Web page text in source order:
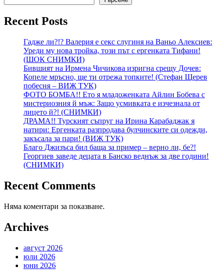
Recent Posts
Гадже ли?!? Валерия е секс слугиня на Ваньо Алексиев:
Уреди му нова тройка, този път с ергенката Тифани!
(ШОК СНИМКИ)
Бившият на Ирмена Чичикова изригна срещу Дочев:
Копеле мръсно, ще ти отрежа топките! (Стефан Щерев
побесня – ВИЖ ТУК)
ФОТО БОМБА!! Ето я младоженката Айлин Бобева с
мистериозния й мъж: Защо усмивката е изчезнала от
лицето й?! (СНИМКИ)
ДРАМА!! Турският съпруг на Ирина Карабаджак я
натири: Ергенката разпродава булчинските си одежди,
закъсала за пари! (ВИЖ ТУК)
Благо Джизъса бил баща за пример – верно ли, бе?!
Георгиев заведе децата в Банско веднъж за две години!
(СНИМКИ)
Recent Comments
Няма коментари за показване.
Archives
август 2026
юли 2026
юни 2026